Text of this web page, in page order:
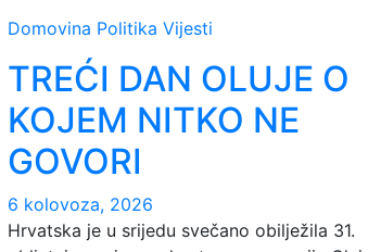
Domovina Politika Vijesti
TREĆI DAN OLUJE O
KOJEM NITKO NE
GOVORI
6 kolovoza, 2026
Hrvatska je u srijedu svečano obilježila 31.